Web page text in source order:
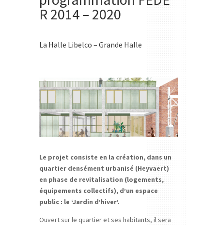
R 2014 – 2020
La Halle Libelco – Grande Halle
Le projet consiste en la création, dans un
quartier densément urbanisé (Heyvaert)
en phase de revitalisation (logements,
équipements collectifs), d’un espace
public : le ‘Jardin d’hiver’.
Ouvert sur le quartier et ses habitants, il sera